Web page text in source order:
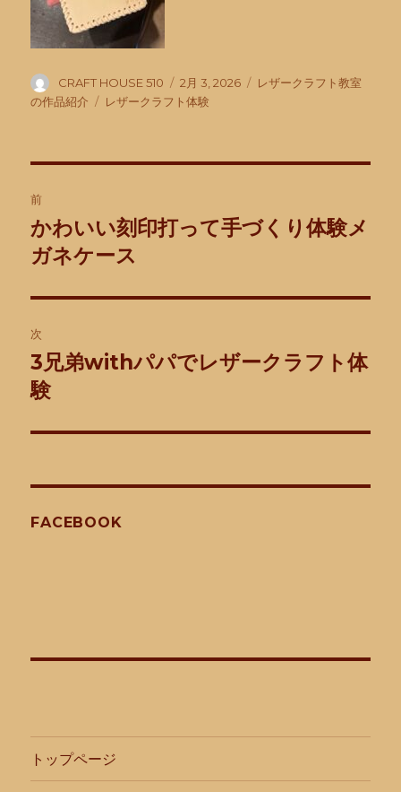
投
稿
CRAFT HOUSE 510
投
稿
2月 3, 2026
カ
レザークラフト教室
の作品紹介
タ
レザークラフト体験
稿
ナ
ビ
ゲ
ー
シ
ン
前
前
の
稿:
かわいい刻印打って手づくり体験メ
ガネケース
次
次
の
稿:
3兄弟withパパでレザークラフト体
験
FACEBOOK
トップページ